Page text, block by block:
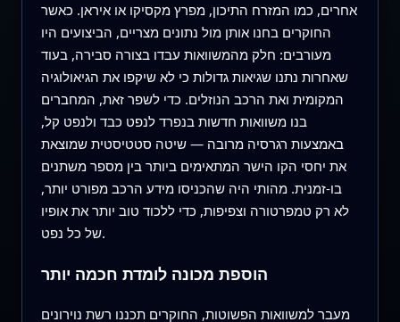
אחרים, כמו המזרח התיכון, מפרץ מקסיקו או איראן. כאשר
החוקרים בחנו אותן מול נתונים מצריים, הביצועים היו
מעורבים: חלק מהמשוואות עבדו בצורה סבירה, בעוד
שאחרות נתנו שגיאות גדולות כי לא שיקפו את הגיאולוגיה
המקומית ואת הרכב הנוזלים. כדי לשפר זאת, המחברים
בנו משוואות חדשות בנפרד לנפט כבד ולנפט קל,
באמצעות רגרסיה מרובה — שיטה סטטיסטית שמוצאת
את יחסי הקו הישר המתאימים ביותר בין מספר משתנים
בו‑זמנית. מהותי היה שהכניסו מידע הרכב מפורט יותר,
לא רק טמפרטורה וצפיפות, כדי ללכוד טוב יותר את אופיו
של כל נפט.
הוספת מכונה לומדת חכמה יותר
מעבר למשוואות הפשוטות, החוקרים תכננו רשת נוירונים